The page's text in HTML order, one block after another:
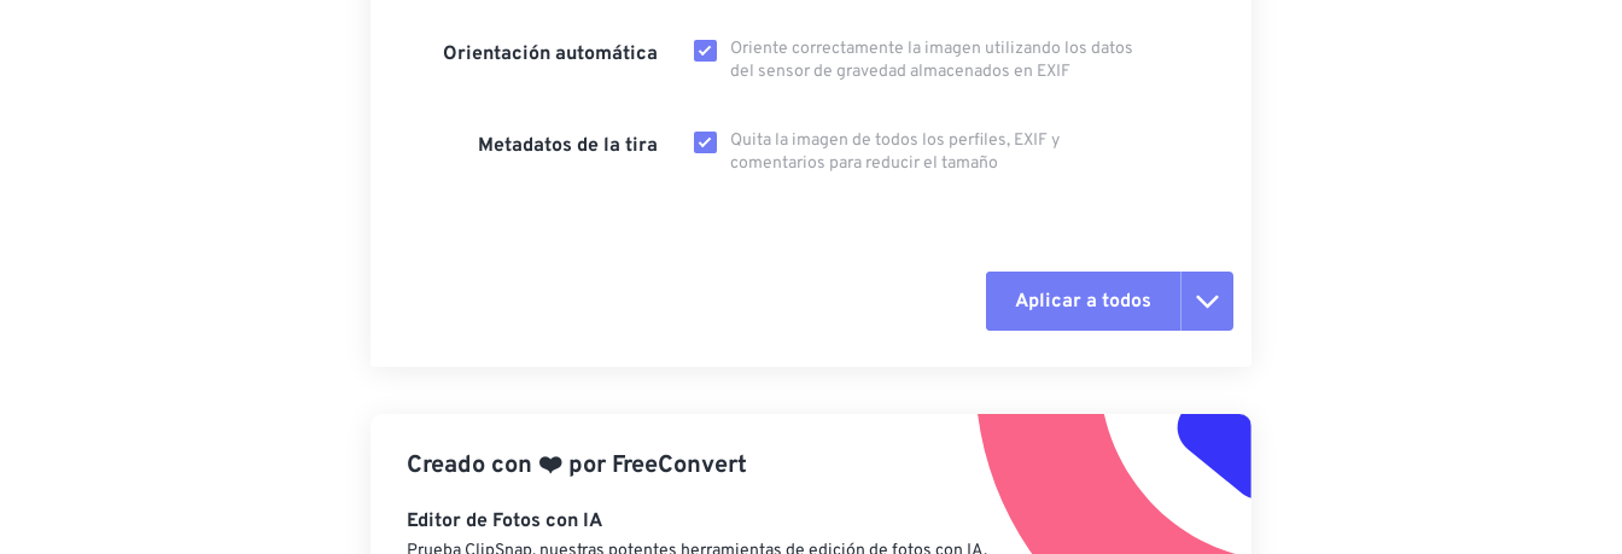
Orientación automática
Oriente correctamente la imagen utilizando los datos
del sensor de gravedad almacenados en EXIF
Metadatos de la tira
Quita la imagen de todos los perfiles, EXIF ​​y
comentarios para reducir el tamaño
Aplicar a todos
Aplicar desde el ajuste preestablecido
Guardar como preestablecido
Creado con ❤️ por FreeConvert
Editor de Fotos con IA